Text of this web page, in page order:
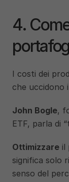
4.
I costi dei
che uccidono
John Bogle,
ETF, parla di
Ottimizzare il
significa solo
senso del